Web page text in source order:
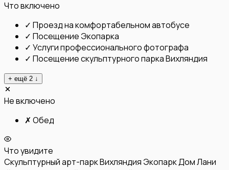
Что включено
✓ Проезд на комфортабельном автобусе
✓ Посещение Экопарка
✓ Услуги профессионального фотографа
✓ Посещение скульптурного парка Вихляндия
+ ещё 2 ↓
Не включено
✗ Обед
Что увидите
Скульптурный арт-парк Вихляндия Экопарк Дом Лани